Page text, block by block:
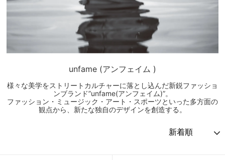
unfame (アンフェイム )
様々な美学をストリートカルチャーに落とし込んだ新鋭ファッショ
ンブランド”unfame(アンフェイム)”。
ファッション・ミュージック・アート・スポーツといった多方面の
観点から、新たな独自のデザインを創造する。